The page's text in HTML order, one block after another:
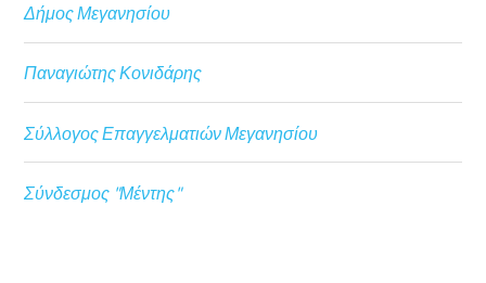
Δήμος Μεγανησίου
Παναγιώτης Κονιδάρης
Σύλλογος Επαγγελματιών Μεγανησίου
Σύνδεσμος "Μέντης"